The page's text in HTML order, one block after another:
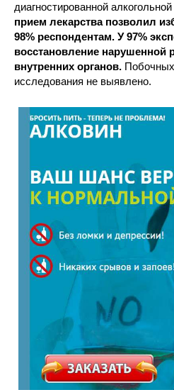
диагностированной
прием лекарства позволил
98% респондентам. У 97%
восстановление нарушенной
внутренних органов.
исследования не выявлено.